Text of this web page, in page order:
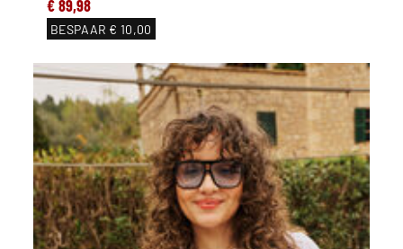
€ 89,98
BESPAAR € 10,00